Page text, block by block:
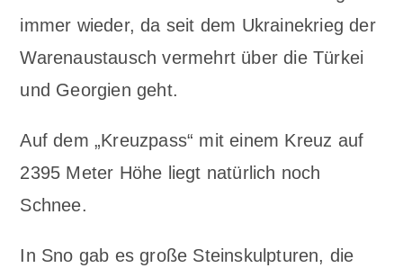
immer wieder, da seit dem Ukrainekrieg der
Warenaustausch vermehrt über die Türkei
und Georgien geht.
Auf dem „Kreuzpass“ mit einem Kreuz auf
2395 Meter Höhe liegt natürlich noch
Schnee.
In Sno gab es große Steinskulpturen, die